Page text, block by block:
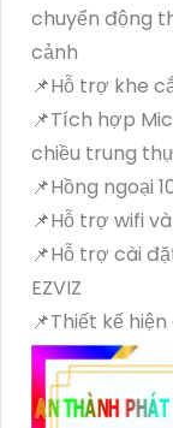
chuyển động
cảnh
📌Hỗ trợ khe
📌Tích hợp
chiều trung
📌Hồng ngoại
📌Hỗ trợ wifi
📌Hỗ trợ cài
EZVIZ
📌Thiết kế